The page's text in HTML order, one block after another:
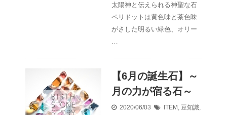
太陽神と伝えられる神聖な石
ペリドットは黄色味と茶色味
がさした明るい緑色、オリー
【6月の誕生石】～
月の力が宿る石～
2020/06/03 ITEM, 豆知識,